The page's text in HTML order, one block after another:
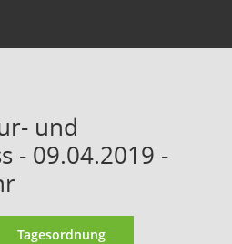
und
- 09.04.2019 -
Tagesordnung